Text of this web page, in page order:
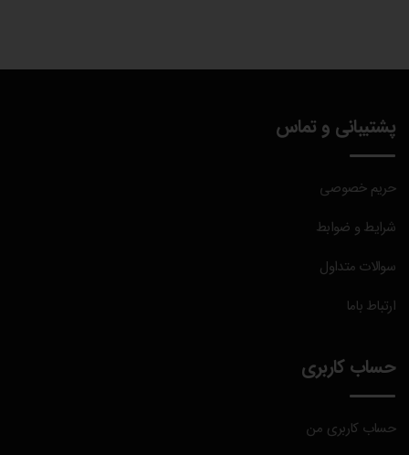
پشتیبانی و تماس
حریم خصوصی
شرایط و ضوابط
سوالات متداول
ارتباط باما
حساب کاربری
حساب کاربری من